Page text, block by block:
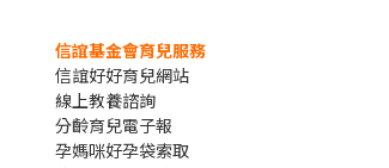
信誼基金會育兒服務
信誼好好育兒網站
線上教養諮詢
分齡育兒電子報
孕媽咪好孕袋索取